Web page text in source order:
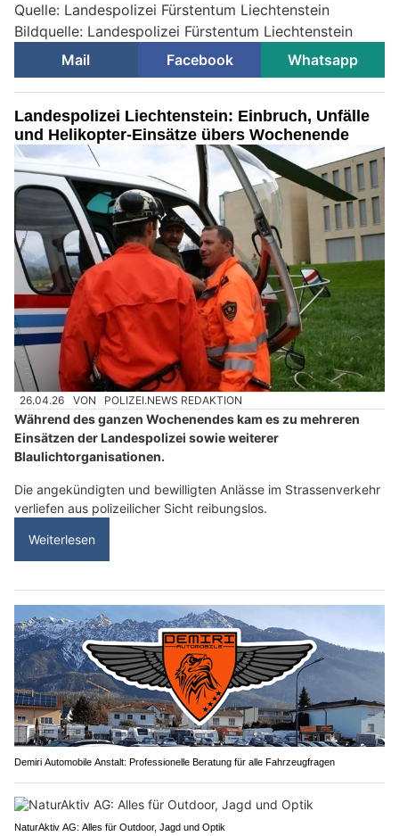
Quelle: Landespolizei Fürstentum Liechtenstein
Bildquelle: Landespolizei Fürstentum Liechtenstein
Mail
Facebook Whatsapp
Landespolizei Liechtenstein: Einbruch, Unfälle
und Helikopter-Einsätze übers Wochenende
26.04.26 VON POLIZEI.NEWS REDAKTION
Während des ganzen Wochenendes kam es zu mehreren
Einsätzen der Landespolizei sowie weiterer
Blaulichtorganisationen.
Die angekündigten und bewilligten Anlässe im Strassenverkehr
verliefen aus polizeilicher Sicht reibungslos.
Weiterlesen
Demiri Automobile Anstalt: Professionelle Beratung für alle Fahrzeugfragen
NaturAktiv AG: Alles für Outdoor, Jagd und Optik